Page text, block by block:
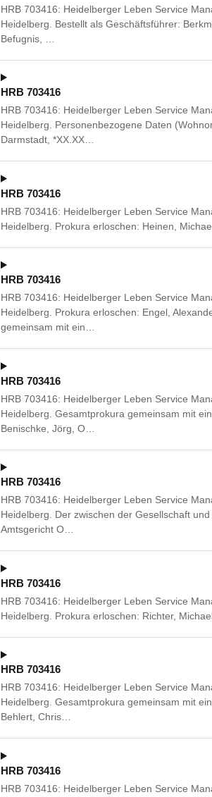
HRB 703416: Heidelberger Leben Service
Heidelberg. Bestellt als Geschäftsführer:
Befugnis, …
HRB 703416
HRB 703416: Heidelberger Leben Service
Heidelberg. Personenbezogene Daten
Darmstadt, *XX.XX…
HRB 703416
HRB 703416: Heidelberger Leben Service
Heidelberg. Prokura erloschen: Heinen,
HRB 703416
HRB 703416: Heidelberger Leben Service
Heidelberg. Prokura erloschen: Engel,
gemeinsam mit ein…
HRB 703416
HRB 703416: Heidelberger Leben Service
Heidelberg. Gesamtprokura gemeinsam mit
Benischke, Jörg, O…
HRB 703416
HRB 703416: Heidelberger Leben Service
Heidelberg. Der zwischen der Gesellschaft
Amtsgericht O…
HRB 703416
HRB 703416: Heidelberger Leben Service
Heidelberg. Prokura erloschen: Richter,
HRB 703416
HRB 703416: Heidelberger Leben Service
Heidelberg. Gesamtprokura gemeinsam mit
Behlert, Chris…
HRB 703416
HRB 703416: Heidelberger Leben Service